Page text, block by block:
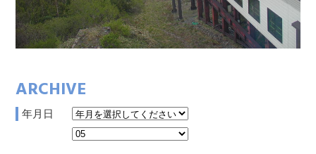
ARCHIVE
年月日